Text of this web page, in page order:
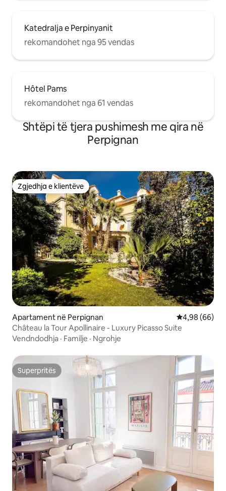
Katedralja e Perpinyanit
rekomandohet nga 95 vendas
Hôtel Pams
rekomandohet nga 61 vendas
Shtëpi të tjera pushimesh me qira në
Perpignan
Zgjedhja e klientëve
Zgjedhja e klientëve
Apartament në Perpignan Vlerësimi
4,98 (66)
Château la Tour Apollinaire - Luxury Picasso Suite
Vendndodhja · Familje · Ngrohje
Superpritës
Superpritës